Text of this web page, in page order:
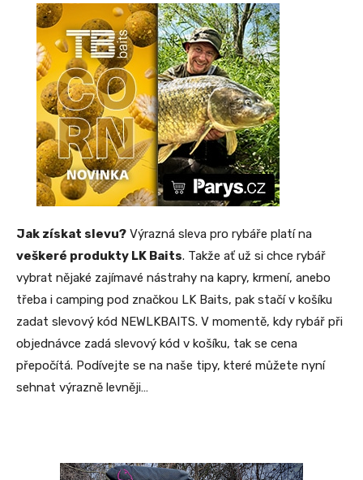
Jak získat slevu? Výrazná sleva pro rybáře platí na
veškeré produkty LK Baits. Takže ať už si chce rybář
vybrat nějaké zajímavé nástrahy na kapry, krmení, anebo
třeba i camping pod značkou LK Baits, pak stačí v košíku
zadat slevový kód NEWLKBAITS. V momentě, kdy rybář při
objednávce zadá slevový kód v košíku, tak se cena
přepočítá. Podívejte se na naše tipy, které můžete nyní
sehnat výrazně levněji…